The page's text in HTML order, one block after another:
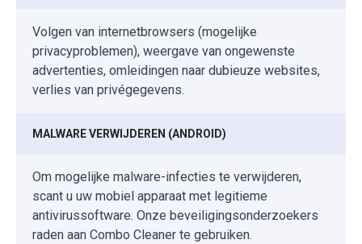
Volgen van internetbrowsers (mogelijke
privacyproblemen), weergave van ongewenste
advertenties, omleidingen naar dubieuze websites,
verlies van privégegevens.
MALWARE VERWIJDEREN (ANDROID)
Om mogelijke malware-infecties te verwijderen,
scant u uw mobiel apparaat met legitieme
antivirussoftware. Onze beveiligingsonderzoekers
raden aan Combo Cleaner te gebruiken.